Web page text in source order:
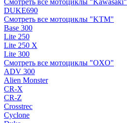
Смотреть все мотоциклы "Kawasaki"
DUKE690
Смотреть все мотоциклы "KTM"
Base 300
Lite 250
Lite 250 X
Lite 300
Смотреть все мотоциклы "OXO"
ADV 300
Alien Monster
CR-X
CR-Z
Crosstrec
Cyclone